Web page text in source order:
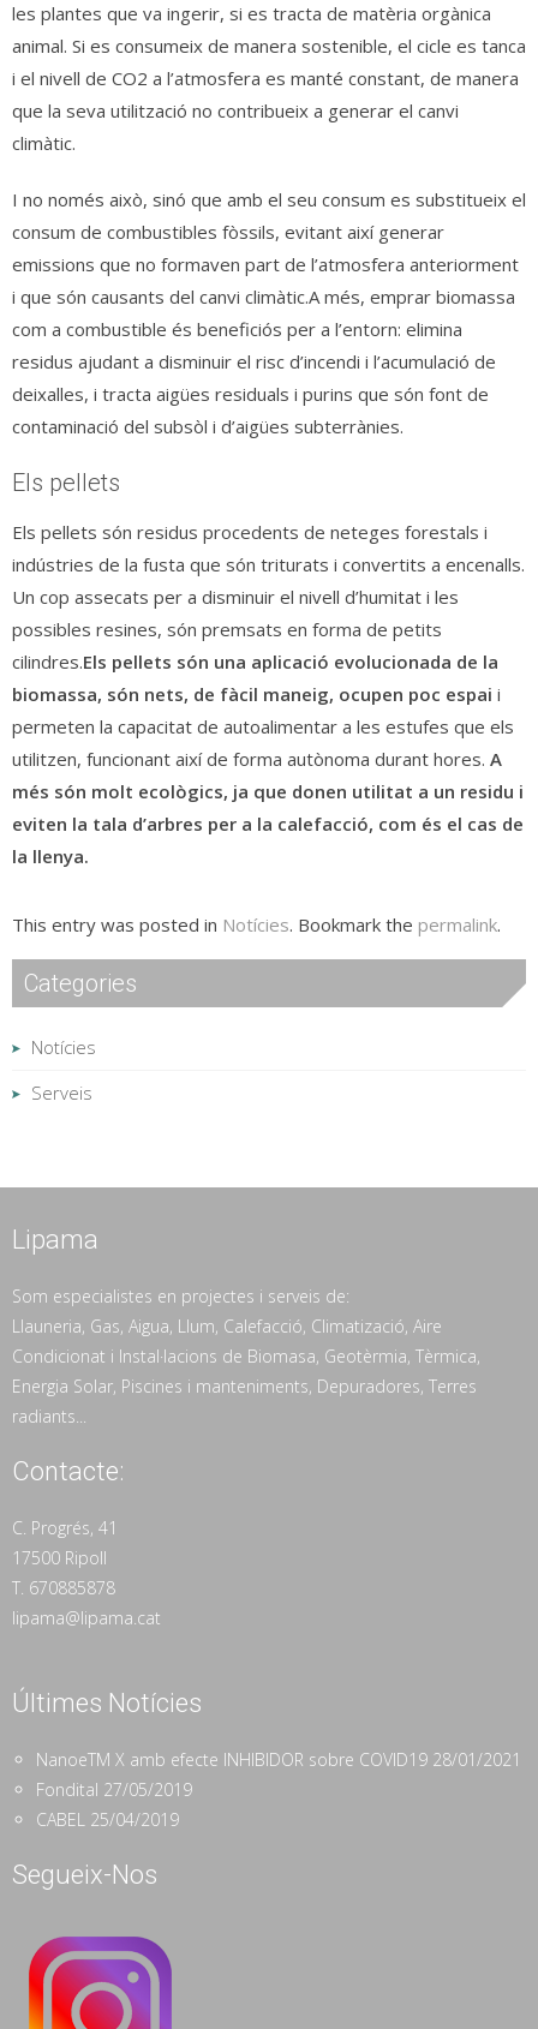
les plantes que va ingerir, si es tracta de matèria orgànica
animal. Si es consumeix de manera sostenible, el cicle es tanca
i el nivell de CO2 a l’atmosfera es manté constant, de manera
que la seva utilització no contribueix a generar el canvi
climàtic.
I no només això, sinó que amb el seu consum es substitueix el
consum de combustibles fòssils, evitant així generar
emissions que no formaven part de l’atmosfera anteriorment
i que són causants del canvi climàtic.A més, emprar biomassa
com a combustible és beneficiós per a l’entorn: elimina
residus ajudant a disminuir el risc d’incendi i l’acumulació de
deixalles, i tracta aigües residuals i purins que són font de
contaminació del subsòl i d’aigües subterrànies.
Els pellets
Els pellets són residus procedents de neteges forestals i
indústries de la fusta que són triturats i convertits a encenalls.
Un cop assecats per a disminuir el nivell d’humitat i les
possibles resines, són premsats en forma de petits
cilindres.Els pellets són una aplicació evolucionada de la
biomassa, són nets, de fàcil maneig, ocupen poc espai i
permeten la capacitat de autoalimentar a les estufes que els
utilitzen, funcionant així de forma autònoma durant hores. A
més són molt ecològics, ja que donen utilitat a un residu i
eviten la tala d’arbres per a la calefacció, com és el cas de
la llenya.
This entry was posted in Notícies. Bookmark the permalink.
Categories
Notícies
Serveis
Lipama
Som especialistes en projectes i serveis de:
Llauneria, Gas, Aigua, Llum, Calefacció, Climatizació, Aire
Condicionat i Instal·lacions de Biomasa, Geotèrmia, Tèrmica,
Energia Solar, Piscines i manteniments, Depuradores, Terres
radiants...
Contacte:
C. Progrés, 41
17500 Ripoll
T. 670885878
lipama@lipama.cat
Últimes Notícies
NanoeTM X amb efecte INHIBIDOR sobre COVID19 28/01/2021
Fondital 27/05/2019
CABEL 25/04/2019
Segueix-Nos